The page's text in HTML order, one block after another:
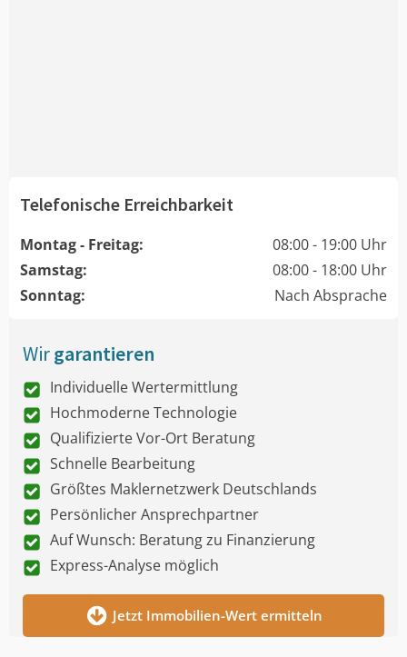
Telefonische Erreichbarkeit
Montag - Freitag:
08:00 - 19:00 Uhr
Samstag:
08:00 - 18:00 Uhr
Sonntag:
Nach Absprache
Wirgarantieren
Individuelle Wertermittlung
Hochmoderne Technologie
Qualifizierte Vor-Ort Beratung
Schnelle Bearbeitung
Größtes Maklernetzwerk Deutschlands
Persönlicher Ansprechpartner
Auf Wunsch: Beratung zu Finanzierung
Express-Analyse möglich
Jetzt Immobilien-Wert ermitteln